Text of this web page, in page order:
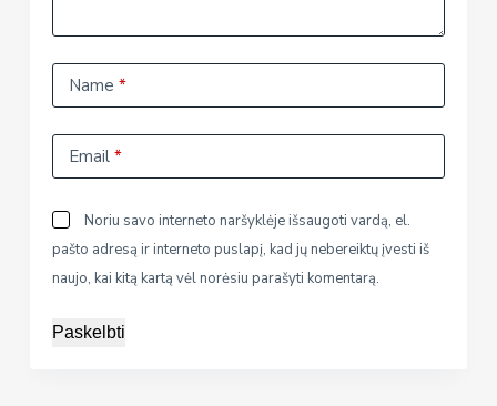
Name *
Email*
Noriu savo interneto naršyklėje išsaugoti vardą, el.
pašto adresą ir interneto puslapį, kad jų nebereiktų įvesti iš
naujo, kai kitą kartą vėl norėsiu parašyti komentarą.
Paskelbti